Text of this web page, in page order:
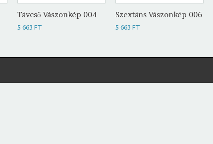
Távcső Vászonkép 004
5 663 FT
Szextáns Vászonkép 006
5 663 FT